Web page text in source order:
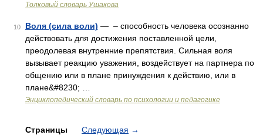
Толковый словарь Ушакова
10 Воля (сила воли) — – способность человека осознанно
действовать для достижения поставленной цели,
преодолевая внутренние препятствия. Сильная воля
вызывает реакцию уважения, воздействует на партнера по
общению или в плане принуждения к действию, или в
плане&#8230; …
Энциклопедический словарь по психологии и педагогике
Страницы Следующая →